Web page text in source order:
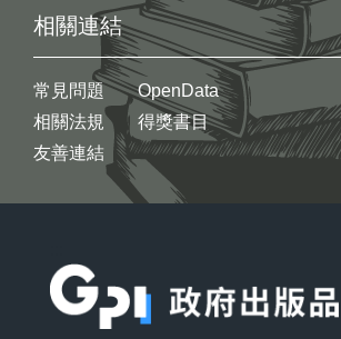
相關連結
常見問題
相關法規
友善連結
OpenData
得獎書目